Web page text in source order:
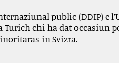
public (DDIP) e
Turich chi ha dat occasiun
in Svizra.